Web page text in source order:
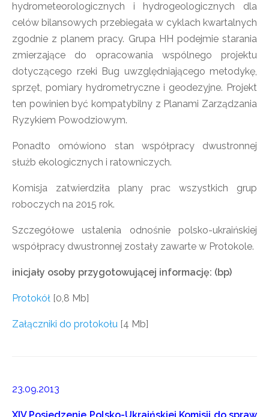
hydrometeorologicznych i hydrogeologicznych dla
celów bilansowych przebiegała w cyklach kwartalnych
zgodnie z planem pracy. Grupa HH podejmie starania
zmierzające do opracowania wspólnego projektu
dotyczącego rzeki Bug uwzględniającego metodykę,
sprzęt, pomiary hydrometryczne i geodezyjne. Projekt
ten powinien być kompatybilny z Planami Zarządzania
Ryzykiem Powodziowym.
Ponadto omówiono stan współpracy dwustronnej
służb ekologicznych i ratowniczych.
Komisja zatwierdziła plany prac wszystkich grup
roboczych na 2015 rok.
Szczegółowe ustalenia odnośnie polsko-ukraińskiej
współpracy dwustronnej zostały zawarte w Protokole.
inicjały osoby przygotowującej informację: (bp)
Protokół [0,8 Mb]
Załączniki do protokołu [4 Mb]
23.09.2013